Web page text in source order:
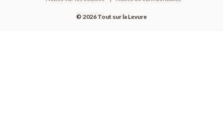
© 2026 Tout sur la Levure